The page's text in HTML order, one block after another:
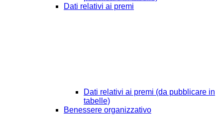
Dati relativi ai premi
Dati relativi ai premi (da pubblicare in
tabelle)
Benessere organizzativo